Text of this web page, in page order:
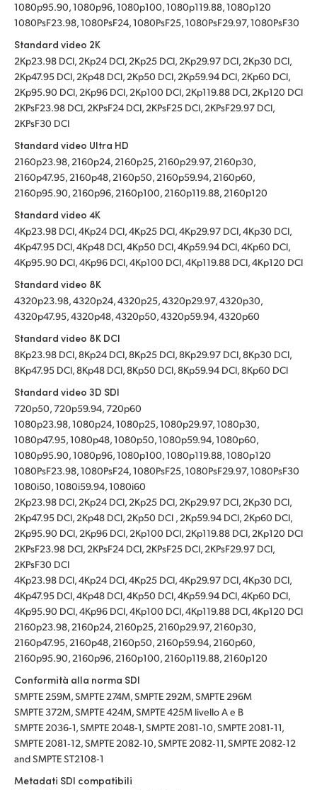
1080p95.90, 1080p96, 1080p100, 1080p119.88, 1080p120
1080PsF23.98, 1080PsF24, 1080PsF25, 1080PsF29.97, 1080PsF30
Standard video 2K
2Kp23.98 DCI, 2Kp24 DCI, 2Kp25 DCI, 2Kp29.97 DCI, 2Kp30 DCI,
2Kp47.95 DCI, 2Kp48 DCI, 2Kp50 DCI, 2Kp59.94 DCI, 2Kp60 DCI,
2Kp95.90 DCI, 2Kp96 DCI, 2Kp100 DCI, 2Kp119.88 DCI, 2Kp120 DCI
2KPsF23.98 DCI, 2KPsF24 DCI, 2KPsF25 DCI, 2KPsF29.97 DCI,
2KPsF30 DCI
Standard video Ultra HD
2160p23.98, 2160p24, 2160p25, 2160p29.97, 2160p30,
2160p47.95, 2160p48, 2160p50, 2160p59.94, 2160p60,
2160p95.90, 2160p96, 2160p100, 2160p119.88, 2160p120
Standard video 4K
4Kp23.98 DCI, 4Kp24 DCI, 4Kp25 DCI, 4Kp29.97 DCI, 4Kp30 DCI,
4Kp47.95 DCI, 4Kp48 DCI, 4Kp50 DCI, 4Kp59.94 DCI, 4Kp60 DCI,
4Kp95.90 DCI, 4Kp96 DCI, 4Kp100 DCI, 4Kp119.88 DCI, 4Kp120 DCI
Standard video 8K
4320p23.98, 4320p24, 4320p25, 4320p29.97, 4320p30,
4320p47.95, 4320p48, 4320p50, 4320p59.94, 4320p60
Standard video 8K DCI
8Kp23.98 DCI, 8Kp24 DCI, 8Kp25 DCI, 8Kp29.97 DCI, 8Kp30 DCI,
8Kp47.95 DCI, 8Kp48 DCI, 8Kp50 DCI, 8Kp59.94 DCI, 8Kp60 DCI
Standard video 3D SDI
720p50, 720p59.94, 720p60
1080p23.98, 1080p24, 1080p25, 1080p29.97, 1080p30,
1080p47.95, 1080p48, 1080p50, 1080p59.94, 1080p60,
1080p95.90, 1080p96, 1080p100, 1080p119.88, 1080p120
1080PsF23.98, 1080PsF24, 1080PsF25, 1080PsF29.97, 1080PsF30
1080i50, 1080i59.94, 1080i60
2Kp23.98 DCI, 2Kp24 DCI, 2Kp25 DCI, 2Kp29.97 DCI, 2Kp30 DCI,
2Kp47.95 DCI, 2Kp48 DCI, 2Kp50 DCI , 2Kp59.94 DCI, 2Kp60 DCI,
2Kp95.90 DCI, 2Kp96 DCI, 2Kp100 DCI, 2Kp119.88 DCI, 2Kp120 DCI
2KPsF23.98 DCI, 2KPsF24 DCI, 2KPsF25 DCI, 2KPsF29.97 DCI,
2KPsF30 DCI
4Kp23.98 DCI, 4Kp24 DCI, 4Kp25 DCI, 4Kp29.97 DCI, 4Kp30 DCI,
4Kp47.95 DCI, 4Kp48 DCI, 4Kp50 DCI, 4Kp59.94 DCI, 4Kp60 DCI,
4Kp95.90 DCI, 4Kp96 DCI, 4Kp100 DCI, 4Kp119.88 DCI, 4Kp120 DCI
2160p23.98, 2160p24, 2160p25, 2160p29.97, 2160p30,
2160p47.95, 2160p48, 2160p50, 2160p59.94, 2160p60,
2160p95.90, 2160p96, 2160p100, 2160p119.88, 2160p120
Conformità alla norma SDI
SMPTE 259M, SMPTE 274M, SMPTE 292M, SMPTE 296M
SMPTE 372M, SMPTE 424M, SMPTE 425M livello A e B
SMPTE 2036‑1, SMPTE 2048‑1, SMPTE 2081‑10, SMPTE 2081‑11,
SMPTE 2081‑12, SMPTE 2082‑10, SMPTE 2082‑11, SMPTE 2082‑12
and SMPTE ST2108‑1
Metadati SDI compatibili